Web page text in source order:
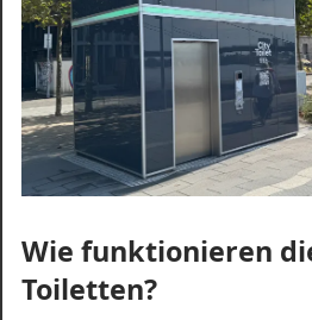
Wie funktionieren
Toiletten?